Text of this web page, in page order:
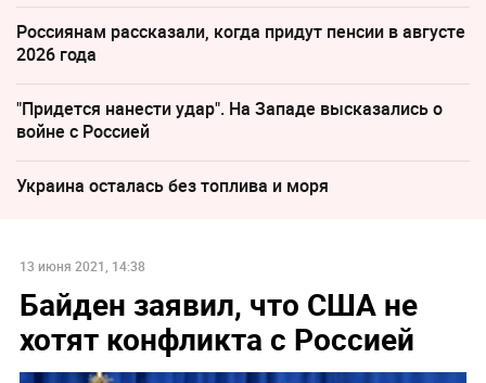
Россиянам рассказали, когда придут пенсии в августе
2026 года
"Придется нанести удар". На Западе высказались о
войне с Россией
Украина осталась без топлива и моря
13 июня 2021, 14:38
Байден заявил, что США не
хотят конфликта с Россией